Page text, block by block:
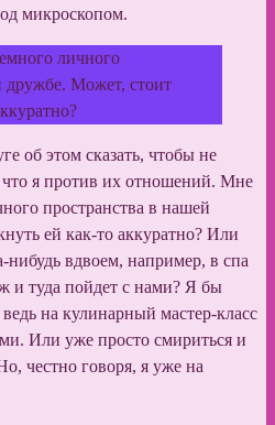
микроскопом.
личного
дружбе. Может, стоит
об этом сказать, чтобы не
что я против их отношений. Мне
пространства в нашей
ей как-то аккуратно? Или
нибудь вдвоем, например, в спа
и туда пойдет с нами? Я бы
на кулинарный мастер-класс
Или уже просто смириться и
честно говоря, я уже на